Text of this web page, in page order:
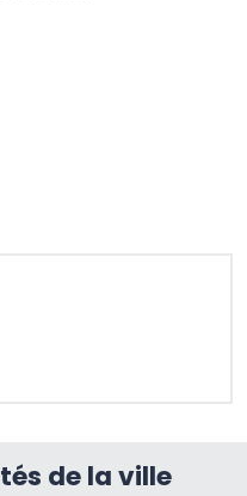
de la ville